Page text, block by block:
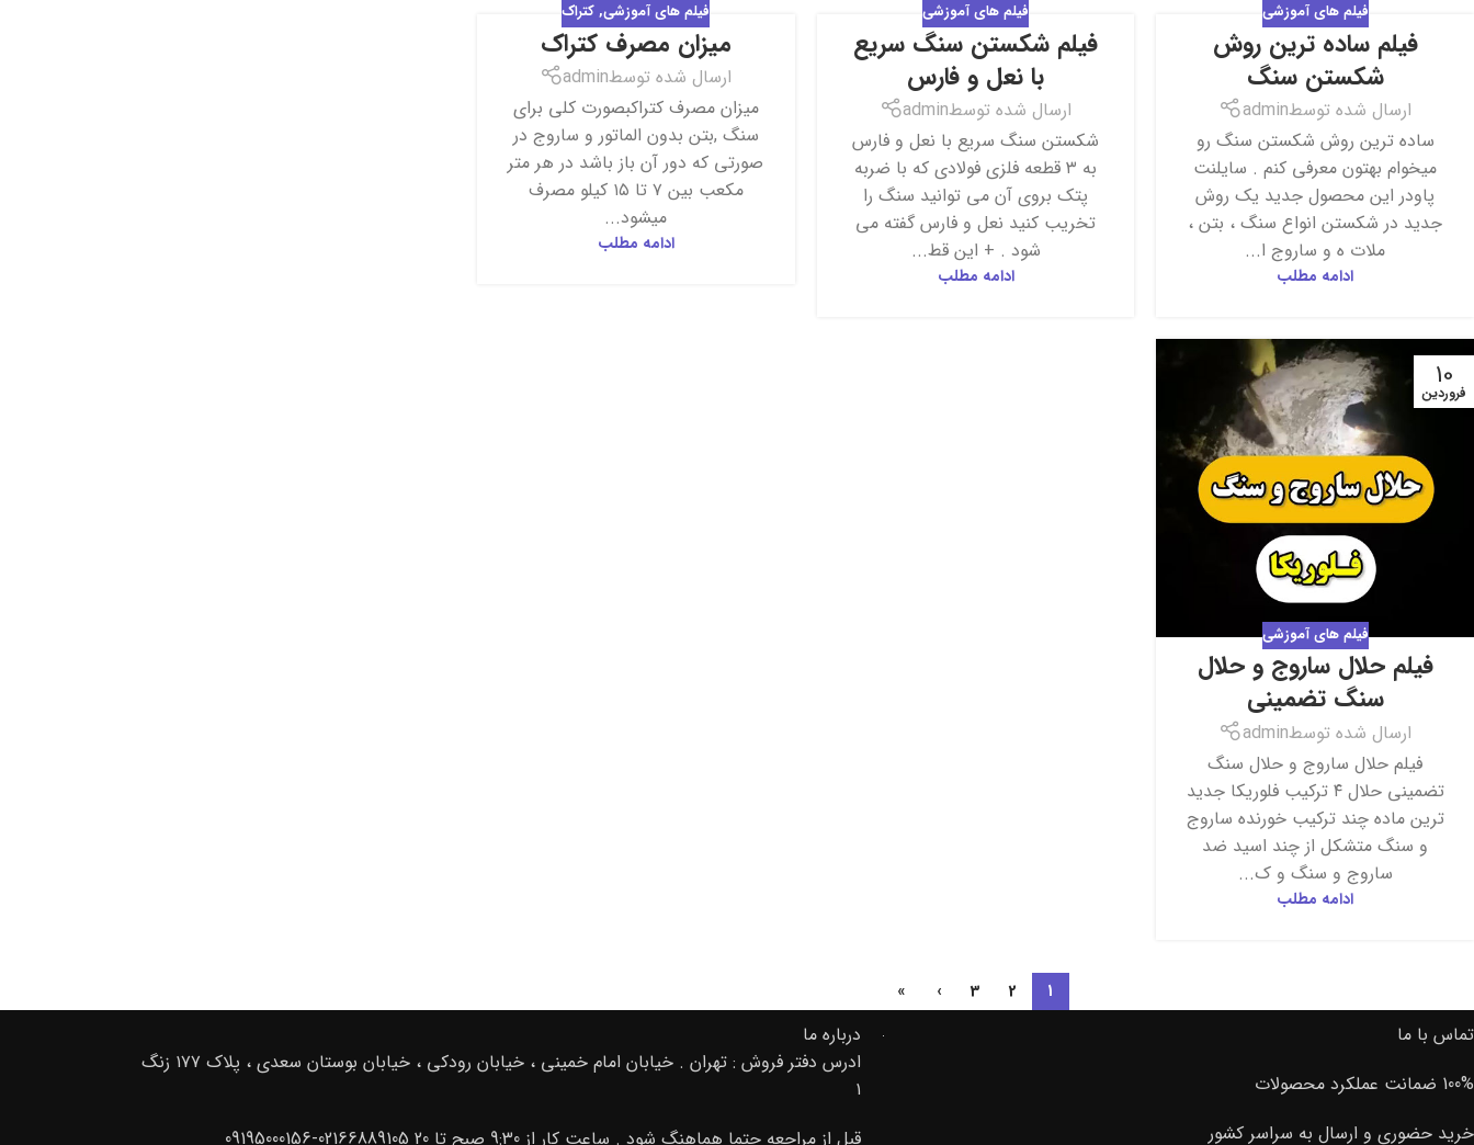
فیلم های آموزشی
فیلم ساده ترین روش
شکستن سنگ
ارسال شده توسطadmin
ساده ترین روش شکستن سنگ رو
میخوام بهتون معرفی کنم . سایلنت
پاودر این محصول جدید یک روش
جدید در شکستن انواع سنگ ، بتن ،
ملات ه و ساروج ا...
ادامه مطلب
20
فیلم های آموزشی
فیلم شکستن سنگ سریع
با نعل و فارس
ارسال شده توسطadmin
شکستن سنگ سریع با نعل و فارس
به ۳ قطعه فلزی فولادی که با ضربه
پتک بروی آن می توانید سنگ را
تخریب کنید نعل و فارس گفته می
شود . + این قط...
ادامه مطلب
فیلم های آموزشی, کتراک
میزان مصرف کتراک
ارسال شده توسطadmin
میزان مصرف کتراکبصورت کلی برای
سنگ ,بتن بدون الماتور و ساروج در
صورتی که دور آن باز باشد در هر متر
مکعب بین ۷ تا ۱۵ کیلو مصرف
میشود...
ادامه مطلب
10
فروردین
فیلم های آموزشی
فیلم حلال ساروج و حلال
سنگ تضمینی
ارسال شده توسطadmin
فیلم حلال ساروج و حلال سنگ
تضمینی حلال ۴ ترکیب فلوریکا جدید
ترین ماده چند ترکیب خورنده ساروج
و سنگ متشکل از چند اسید ضد
ساروج و سنگ و ک...
ادامه مطلب
1
2
3
›
»
تماس با ما
100% ضمانت عملکرد محصولات
خرید حضوری و ارسال به سراسر کشور
درباره ما
ادرس دفتر فروش : تهران . خیابان امام خمینی ، خیابان رودکی ، خیابان بوستان سعدی ، پلاک ۱۷۷ زنگ
۱
قبل از مراجعه حتما هماهنگ شود . ساعت کار از 9:30 صبح تا 20 02166889105-09195000156